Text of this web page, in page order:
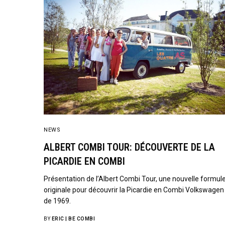
NEWS
ALBERT COMBI TOUR: DÉCOUVERTE DE LA
PICARDIE EN COMBI
Présentation de l’Albert Combi Tour, une nouvelle
originale pour découvrir la Picardie en Combi Volkswagen
de 1969.
BY ERIC | BE COMBI